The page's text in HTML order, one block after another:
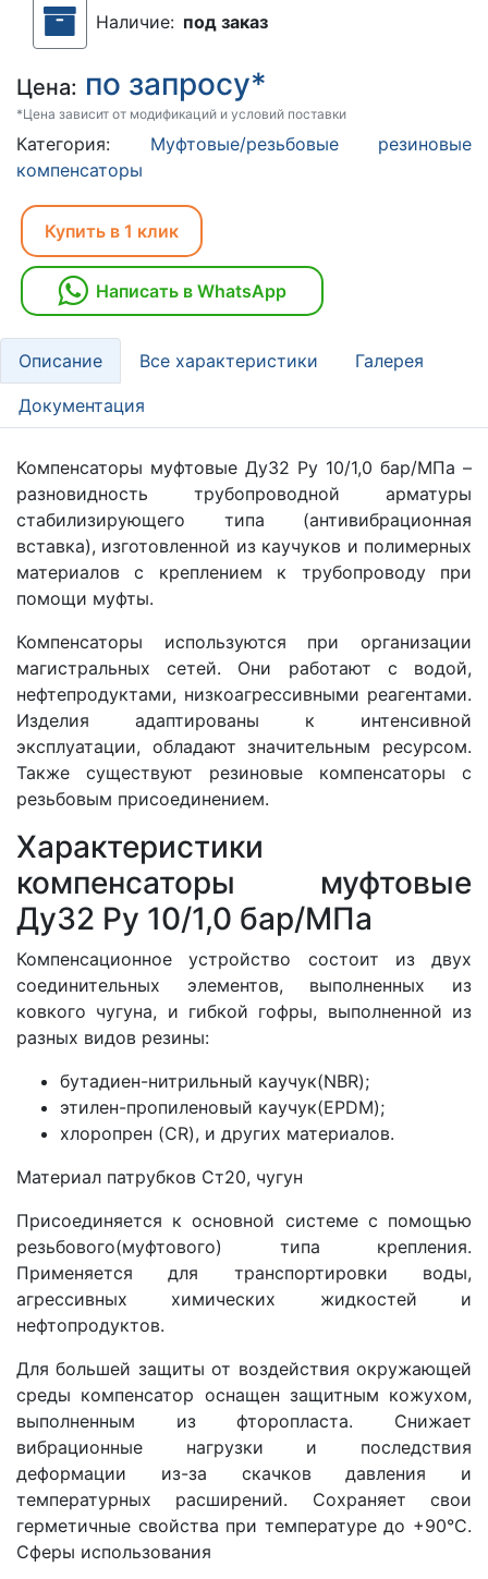
Наличие: под заказ
Цена: по запросу*
*Цена зависит от модификаций и условий поставки
Категория: Муфтовые/резьбовые резиновые
компенсаторы
Купить в 1 клик
Написать в WhatsApp
Описание Все характеристики Галерея
Документация
Компенсаторы муфтовые Ду32 Ру 10/1,0 бар/МПа –
разновидность трубопроводной арматуры
стабилизирующего типа (антивибрационная
вставка), изготовленной из каучуков и полимерных
материалов с креплением к трубопроводу при
помощи муфты.
Компенсаторы используются при организации
магистральных сетей. Они работают с водой,
нефтепродуктами, низкоагрессивными реагентами.
Изделия адаптированы к интенсивной
эксплуатации, обладают значительным ресурсом.
Также существуют резиновые компенсаторы с
резьбовым присоединением.
Характеристики
компенсаторы муфтовые
Ду32 Ру 10/1,0 бар/МПа
Компенсационное устройство состоит из двух
соединительных элементов, выполненных из
ковкого чугуна, и гибкой гофры, выполненной из
разных видов резины:
бутадиен-нитрильный каучук(NBR);
этилен-пропиленовый каучук(EPDM);
хлоропрен (CR), и других материалов.
Материал патрубков Ст20, чугун
Присоединяется к основной системе с помощью
резьбового(муфтового) типа крепления.
Применяется для транспортировки воды,
агрессивных химических жидкостей и
нефтопродуктов.
Для большей защиты от воздействия окружающей
среды компенсатор оснащен защитным кожухом,
выполненным из фторопласта. Снижает
вибрационные нагрузки и последствия
деформации из-за скачков давления и
температурных расширений. Сохраняет свои
герметичные свойства при температуре до +90°С.
Сферы использования